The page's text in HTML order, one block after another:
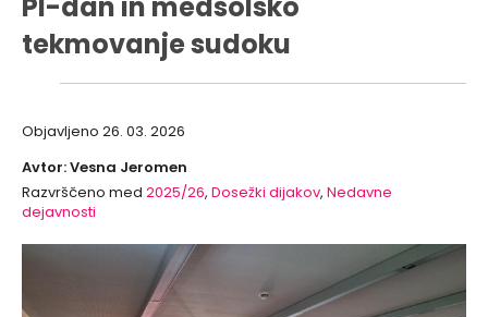
tekmovanje sudoku
Objavljeno 26. 03. 2026
Avtor: Vesna Jeromen
Razvrščeno med 2025/26, Dosežki dijakov, Nedavne
dejavnosti